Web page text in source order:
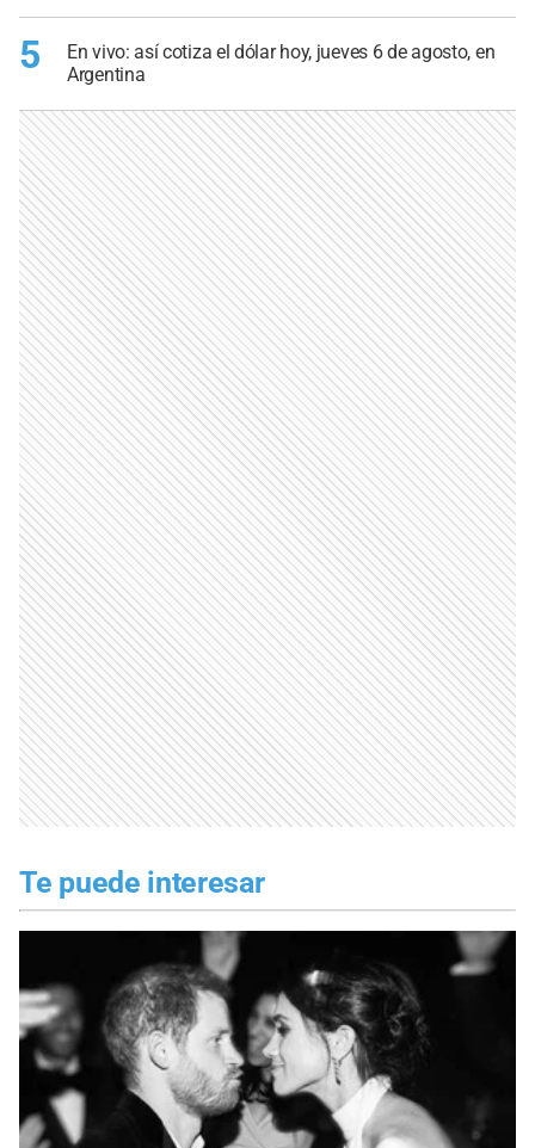
5
En vivo: así cotiza el dólar hoy, jueves 6 de agosto, en
Argentina
Te puede interesar